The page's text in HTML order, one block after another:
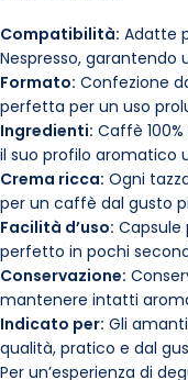
Compatibilità: Adatte
Nespresso, garantendo
Formato: Confezione
perfetta per un uso
Ingredienti: Caffè
il suo profilo aromatico
Crema ricca: Ogni
per un caffè dal gusto
Facilità d’uso: Capsule
perfetto in pochi
Conservazione:
mantenere intatti
Indicato per: Gli
qualità, pratico e dal
Per un’esperienza di